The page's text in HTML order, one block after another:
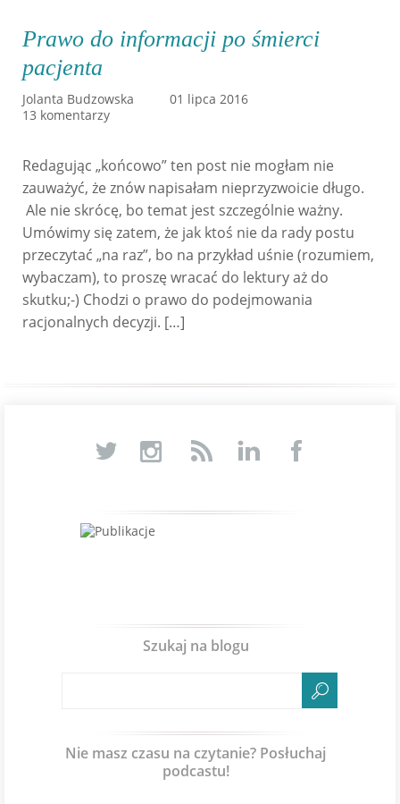
Prawo do informacji po śmierci
pacjenta
Jolanta Budzowska
01 lipca 2016
13 komentarzy
Redagując „końcowo” ten post nie mogłam nie
zauważyć, że znów napisałam nieprzyzwoicie długo.
Ale nie skrócę, bo temat jest szczególnie ważny.
Umówimy się zatem, że jak ktoś nie da rady postu
przeczytać „na raz”, bo na przykład uśnie (rozumiem,
wybaczam), to proszę wracać do lektury aż do
skutku;-) Chodzi o prawo do podejmowania
racjonalnych decyzji. […]
Szukaj na blogu
Nie masz czasu na czytanie? Posłuchaj
podcastu!